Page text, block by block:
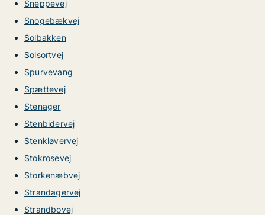
Sneppevej
Snogebækvej
Solbakken
Solsortvej
Spurvevang
Spættevej
Stenager
Stenbidervej
Stenkløvervej
Stokrosevej
Storkenæbvej
Strandagervej
Strandbovej